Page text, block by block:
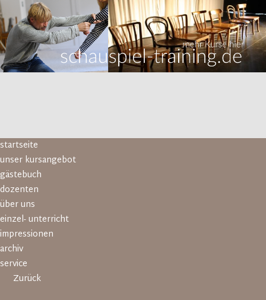
Navigation
überspringen
startseite
unser kursangebot
gästebuch
dozenten
über uns
einzel- unterricht
impressionen
archiv
service
Zurück